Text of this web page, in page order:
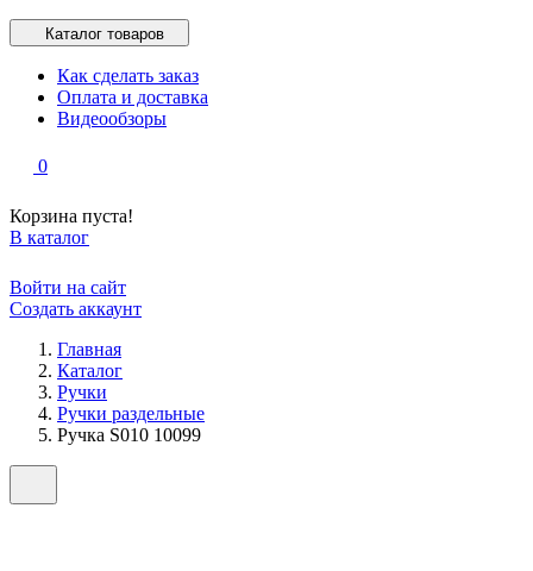
Каталог товаров
Как сделать заказ
Оплата и доставка
Видеообзоры
0
Корзина пуста!
В каталог
Войти на сайт
Создать аккаунт
Главная
Каталог
Ручки
Ручки раздельные
Ручка S010 10099